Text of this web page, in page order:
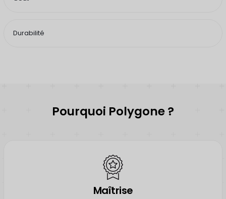
Durabilité
Pourquoi Polygone ?
Maîtrise